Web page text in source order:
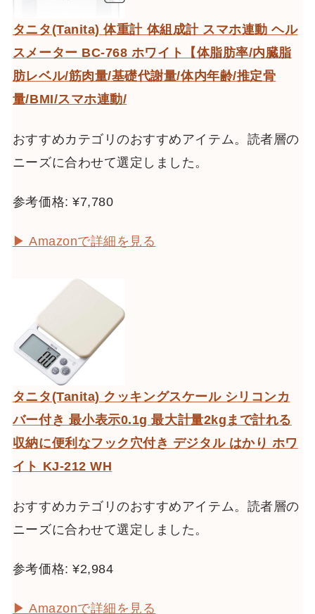
タニタ(Tanita) 体重計 体組成計 スマホ連動 ヘル
スメーター BC-768 ホワイト【体脂肪率/内臓脂
肪レベル/筋肉量/基礎代謝量/体内年齢/推定骨
量/BMI/スマホ連動/
おすすめカテゴリのおすすめアイテム。読者層の
ニーズに合わせて選定しました。
参考価格: ¥7,780
▶ Amazonで詳細を見る
タニタ(Tanita) クッキングスケール シリコンカ
バー付き 最小表示0.1g 最大計量2kgまで計れる
収納に便利なフック穴付き デジタル はかり ホワ
イト KJ-212 WH
おすすめカテゴリのおすすめアイテム。読者層の
ニーズに合わせて選定しました。
参考価格: ¥2,984
▶ Amazonで詳細を見る